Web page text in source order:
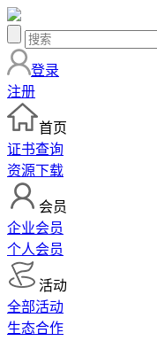
登录
注册
首页
证书查询
资源下载
会员
企业会员
个人会员
活动
全部活动
生态合作